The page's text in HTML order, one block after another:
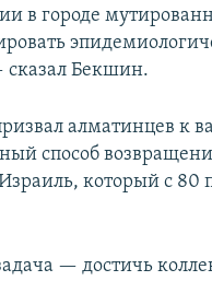
в городе
Бекшин.
алматинцев к
способ
который с 80
— достичь